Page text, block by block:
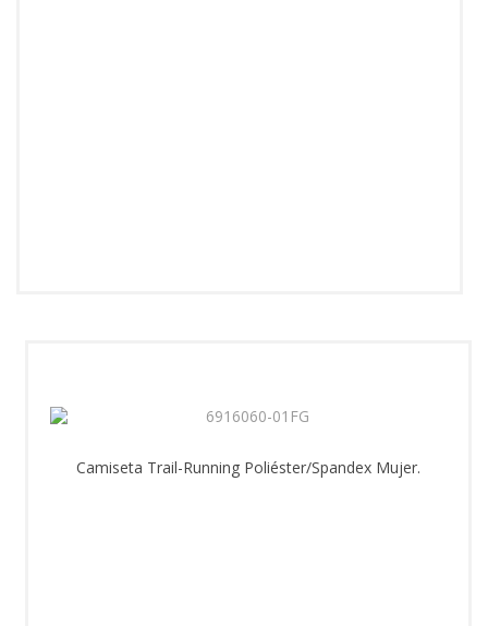
Camiseta Trail-Running Poliéster/Spandex Mujer.